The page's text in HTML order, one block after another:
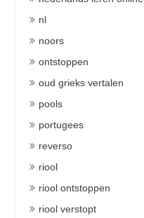
nl
noors
ontstoppen
oud grieks vertalen
pools
portugees
reverso
riool
riool ontstoppen
riool verstopt